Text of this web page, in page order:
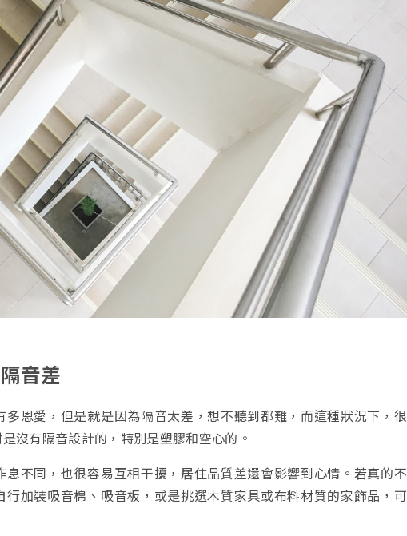
音差
恩愛，但是就是因為隔音太差，想不聽到都難，而這種狀況下，很
沒有隔音設計的，特別是塑膠和空心的。
不同，也很容易互相干擾，居住品質差還會影響到心情。若真的不
加裝吸音棉、吸音板，或是挑選木質家具或布料材質的家飾品，可